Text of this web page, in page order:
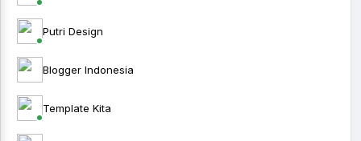
Putri Design
Blogger Indonesia
Template Kita